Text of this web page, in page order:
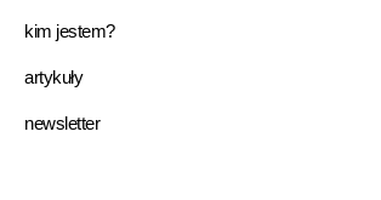
kim jestem?
artykuły
newsletter